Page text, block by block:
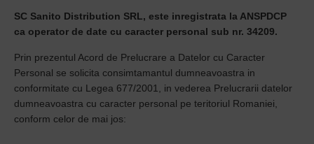
SC Sanito Distribution SRL, este inregistrata la ANSPDCP
ca operator de date cu caracter personal sub nr. 34209.
Prin prezentul Acord de Prelucrare a Datelor cu Caracter
Personal se solicita consimtamantul dumneavoastra in
conformitate cu Legea 677/2001, in vederea Prelucrarii datelor
dumneavoastra cu caracter personal pe teritoriul Romaniei,
conform celor de mai jos: